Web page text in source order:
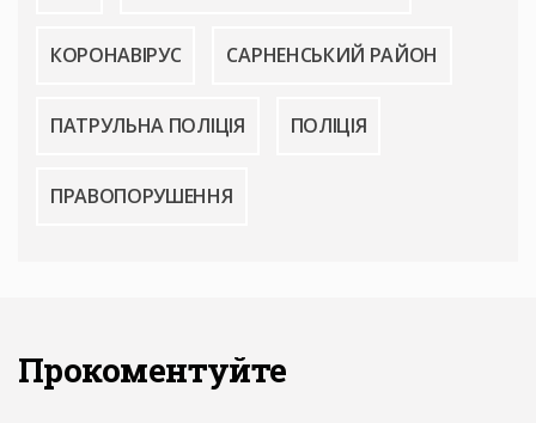
КОРОНАВІРУС САРНЕНСЬКИЙ РАЙОН
ПАТРУЛЬНА ПОЛІЦІЯ ПОЛІЦІЯ
ПРАВОПОРУШЕННЯ
Прокоментуйте